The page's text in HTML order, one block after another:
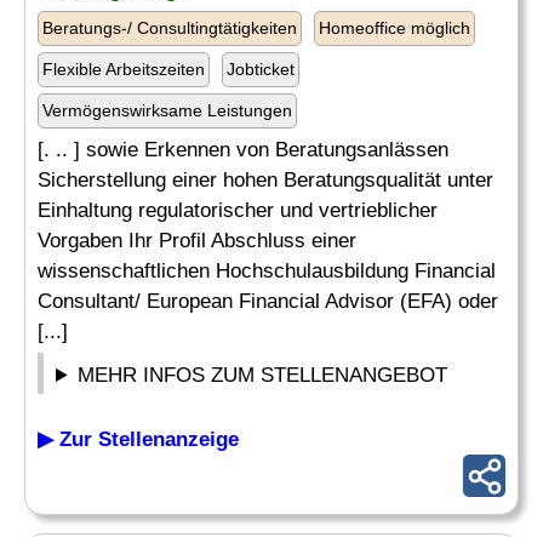
Beratungs-/ Consultingtätigkeiten Homeoffice möglich
Flexible Arbeitszeiten Jobticket
Vermögenswirksame Leistungen
[. .. ] sowie Erkennen von Beratungsanlässen
Sicherstellung einer hohen Beratungsqualität unter
Einhaltung regulatorischer und vertrieblicher
Vorgaben Ihr Profil Abschluss einer
wissenschaftlichen Hochschulausbildung Financial
Consultant/ European Financial Advisor (EFA) oder
[...]
MEHR INFOS ZUM STELLENANGEBOT
▶ Zur Stellenanzeige